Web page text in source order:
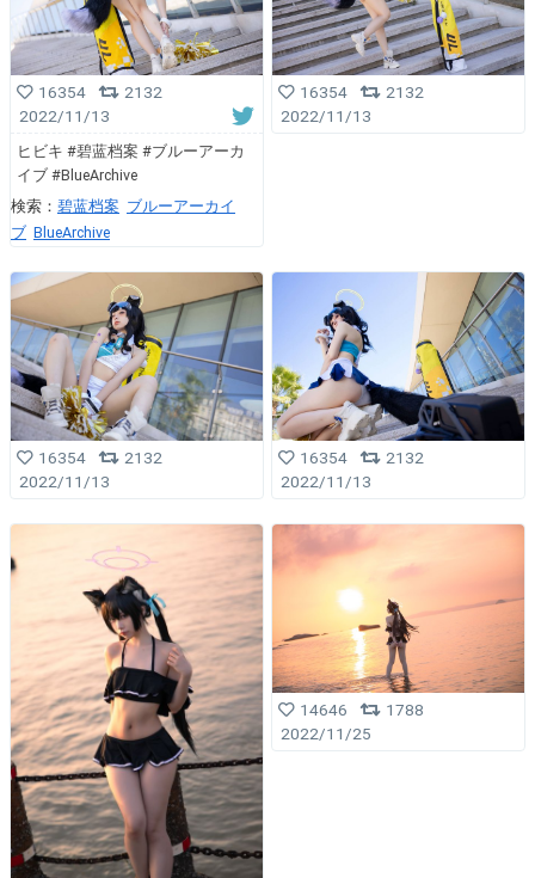
16354
2132
2022/11/13
ヒビキ #碧蓝档案 #ブルーアーカ
イブ #BlueArchive
検索： 碧蓝档案 ブルーアーカイ
ブ BlueArchive
16354
2132
2022/11/13
16354
2132
2022/11/13
16354
2132
2022/11/13
14646
1788
2022/11/25